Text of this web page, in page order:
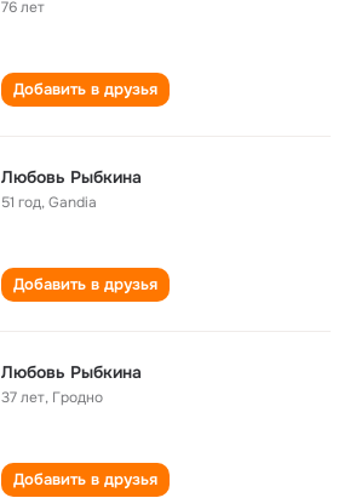
76 лет
Добавить в друзья
Любовь Рыбкина
51 год,Gandia
Добавить в друзья
Любовь Рыбкина
37 лет, Гродно
Добавить в друзья